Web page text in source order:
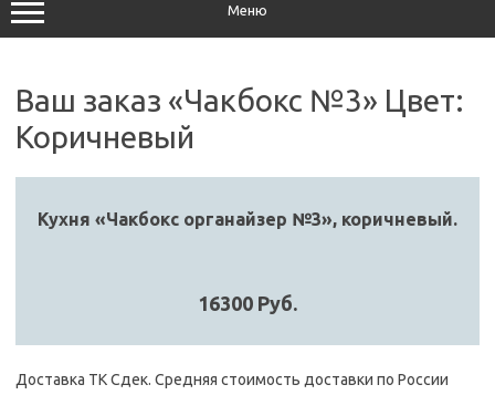
Меню
Ваш заказ «Чакбокс №3» Цвет:
Коричневый
Кухня «Чакбокс органайзер №3», коричневый.
16300 Руб.
Доставка ТК Сдек. Средняя стоимость доставки по России